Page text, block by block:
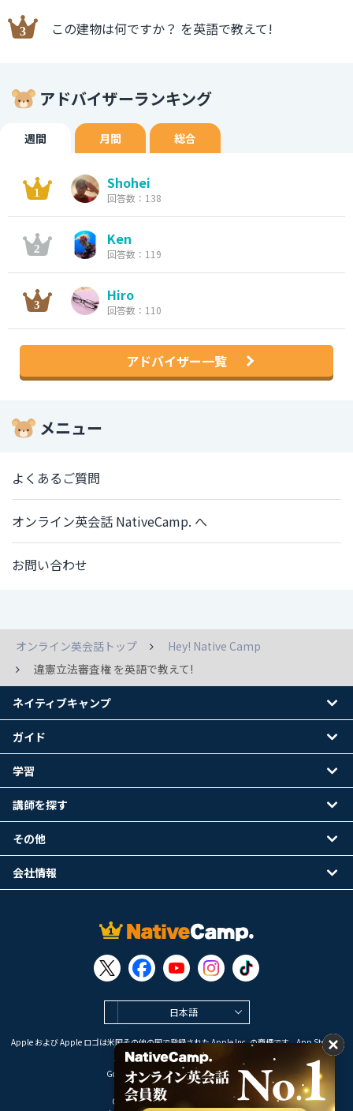
この建物は何ですか？ を英語で教えて!
アドバイザーランキング
週間 月間 総合
Shohei
回答数：138
Ken
回答数：119
Hiro
回答数：110
アドバイザー一覧
メニュー
よくあるご質問
オンライン英会話 NativeCamp. へ
お問い合わせ
オンライン英会話トップ
Hey! Native Camp
違憲立法審査権 を英語で教えて!
日本語
Apple および Apple ロゴは米国その他の国で登録された Apple Inc. の商標です。App Store は
Apple Inc. のサービスマークです。
Google Play は Google LLC の商標です。
Copyright © 2026 オンライン英会話
ネイティブキャンプ
ガイド
学習
講師を探す
その他
会社情報